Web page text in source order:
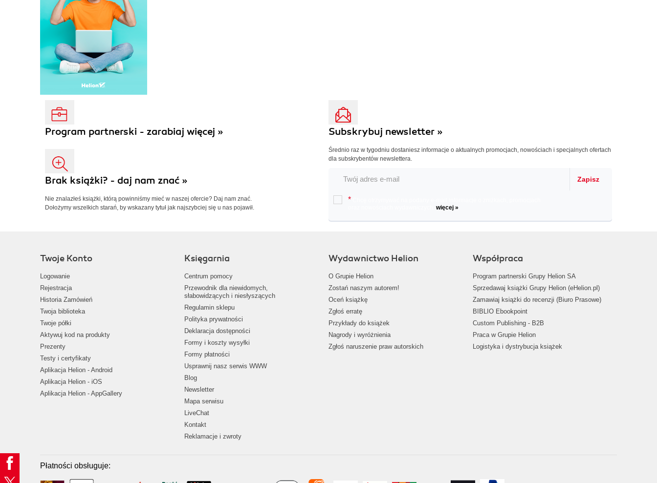
Program partnerski - zarabiaj więcej »
Brak książki? - daj nam znać »
Nie znalazłeś książki, którą powinniśmy mieć w naszej ofercie? Daj nam znać.
Dołożymy wszelkich starań, by wskazany tytuł jak najszybciej się u nas pojawił.
Subskrybuj newsletter »
Średnio raz w tygodniu dostaniesz informacje o aktualnych promocjach, nowościach i specjalnych ofertach
dla subskrybentów newslettera.
Zapisz
*
więcej »
Twoje Konto
Logowanie
Rejestracja
Historia Zamówień
Twoja biblioteka
Twoje półki
Aktywuj kod na produkty
Prezenty
Testy i certyfikaty
Aplikacja Helion - Android
Aplikacja Helion - iOS
Aplikacja Helion - AppGallery
Księgarnia
Centrum pomocy
Przewodnik dla niewidomych,
słabowidzących i niesłyszących
Regulamin sklepu
Polityka prywatności
Deklaracja dostępności
Formy i koszty wysyłki
Formy płatności
Usprawnij nasz serwis WWW
Blog
Newsletter
Mapa serwisu
LiveChat
Kontakt
Reklamacje i zwroty
Wydawnictwo Helion
O Grupie Helion
Zostań naszym autorem!
Oceń książkę
Zgłoś erratę
Przykłady do książek
Nagrody i wyróżnienia
Zgłoś naruszenie praw autorskich
Współpraca
Program partnerski Grupy Helion SA
Sprzedawaj książki Grupy Helion (eHelion.pl)
Zamawiaj książki do recenzji (Biuro Prasowe)
BIBLIO Ebookpoint
Custom Publishing - B2B
Praca w Grupie Helion
Logistyka i dystrybucja książek
Płatności obsługuje: